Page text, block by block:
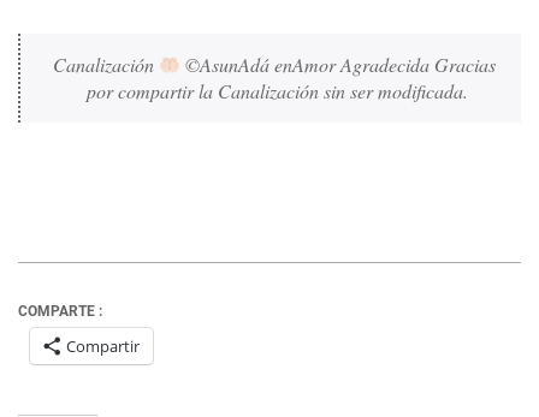
Canalización
©AsunAdá enAmor Agradecida Gracias
por compartir la Canalización sin ser modificada.
COMPARTE :
Compartir